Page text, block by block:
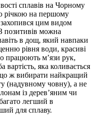
сплавів на Чорному
річкою на першому
захопився цим видом
позитивів можна
в дощ, який навпаки
рівня води, красиві
працюють м’язи рук,
вартість, яка коливається
ж вибирати найкращий
(надувному човну), а не
із дерев’яним чи
легший в
для сплаву.